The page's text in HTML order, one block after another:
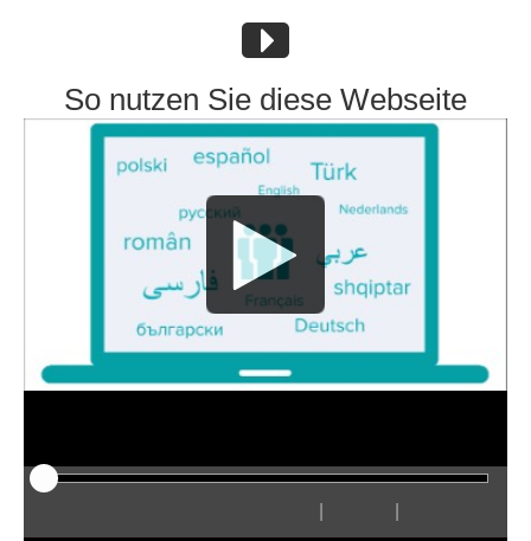
So nutzen Sie diese Webseite
Hide
FasterSlower